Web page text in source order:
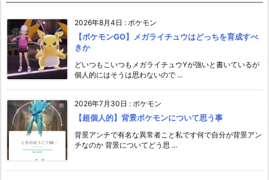
2026年8月4日 : ポケモン
【ポケモンGO】メガライチュウはどっちを育成すべ
きか
どいつもこいつもメガライチュウYが強いと書いているが
個人的にはそうは思わないので ...
2026年7月30日 : ポケモン
【超個人的】背景ポケモンについて思う事
背景アンチで有名な異常者こと私です何で自分が背景アン
チなのか 背景についてどう思 ...